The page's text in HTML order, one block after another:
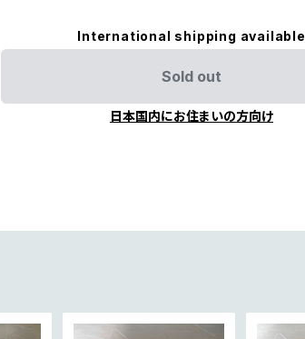
International shipping available
Sold out
日本国内にお住まいの方向け